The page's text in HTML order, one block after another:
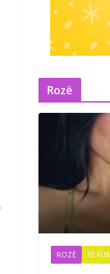
Rozë
ROZË TË